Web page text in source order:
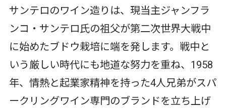
サンテロのワイン造りは、現当主ジャンフラ
ンコ・サンテロ氏の祖父が第二次世界大戦中
に始めたブドウ栽培に端を発します。戦中と
いう厳しい時代にも地道な努力を重ね、1958
年、情熱と起業家精神を持った4人兄弟がスパ
ークリングワイン専門のブランドを立ち上げ